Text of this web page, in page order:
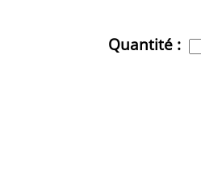
Quantité :